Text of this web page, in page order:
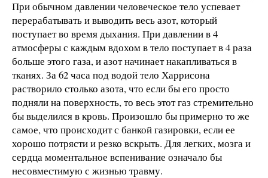
При обычном давлении человеческое тело успевает
перерабатывать и выводить весь азот, который
поступает во время дыхания. При давлении в 4
атмосферы с каждым вдохом в тело поступает в 4 раза
больше этого газа, и азот начинает накапливаться в
тканях. За 62 часа под водой тело Харрисона
растворило столько азота, что если бы его просто
подняли на поверхность, то весь этот газ стремительно
бы выделился в кровь. Произошло бы примерно то же
самое, что происходит с банкой газировки, если ее
хорошо потрясти и резко вскрыть. Для легких, мозга и
сердца моментальное вспенивание означало бы
несовместимую с жизнью травму.